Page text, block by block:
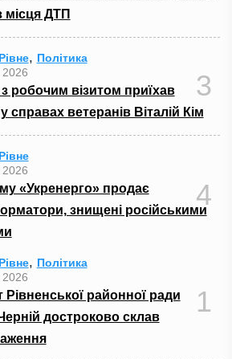
місця ДТП
, Політика
робочим візитом приїхав
у справах ветеранів Віталій Кім
3
«Укренерго» продає
знищені російськими
4
, Політика
Рівненської районної ради
достроково склав
1